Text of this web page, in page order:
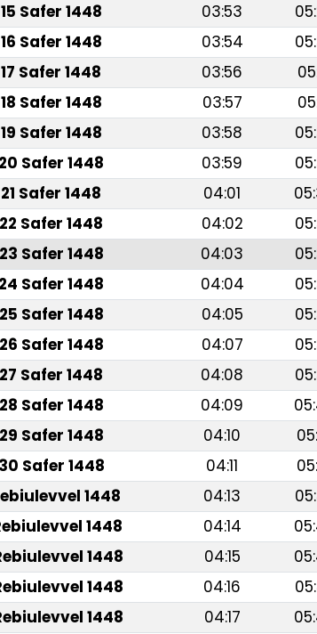
15 Safer 1448 03:53
16 Safer 1448 03:54
17 Safer 1448 03:56
18 Safer 1448 03:57
19 Safer 1448 03:58
20 Safer 1448 03:59
21 Safer 1448 04:01
22 Safer 1448 04:02
23 Safer 1448 04:03
24 Safer 1448 04:04
25 Safer 1448 04:05
26 Safer 1448 04:07
27 Safer 1448 04:08
28 Safer 1448 04:09
29 Safer 1448 04:10
30 Safer 1448 04:11
1448 04:13
1448 04:14
1448 04:15
1448 04:16
1448 04:17